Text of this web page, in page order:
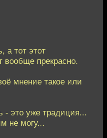
а тот этот
вообще прекрасно.
мнение такое или
- это уже традиция...
не могу...